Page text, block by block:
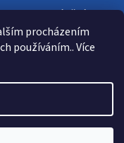
procházením
používáním.. Více
za potápěním
práva vyhrazena.